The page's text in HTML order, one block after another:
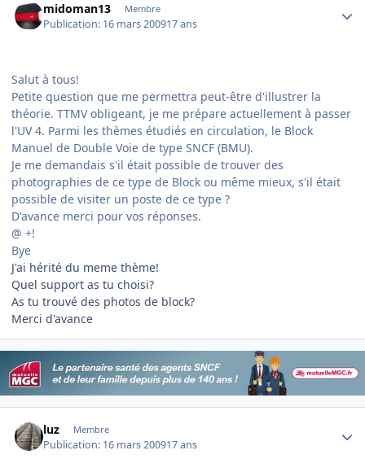
midoman13 Membre
Publication: 16 mars 200917 ans
Salut à tous!
Petite question que me permettra peut-être d'illustrer la
théorie. TTMV obligeant, je me prépare actuellement à passer
l'UV 4. Parmi les thèmes étudiés en circulation, le Block
Manuel de Double Voie de type SNCF (BMU).
Je me demandais s'il était possible de trouver des
photographies de ce type de Block ou même mieux, s'il était
possible de visiter un poste de ce type ?
D'avance merci pour vos réponses.
@ +!
Bye
J'ai hérité du meme thème!
Quel support as tu choisi?
As tu trouvé des photos de block?
Merci d'avance
luz Membre
Publication: 16 mars 200917 ans